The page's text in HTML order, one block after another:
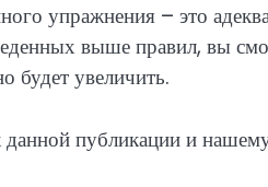
упражнения – это
выше правил, вы
будет увеличить.
публикации и